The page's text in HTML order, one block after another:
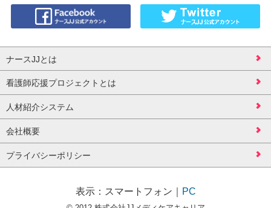
ナースJJとは
看護師応援プロジェクトとは
人材紹介システム
会社概要
プライバシーポリシー
表示： スマートフォン PC